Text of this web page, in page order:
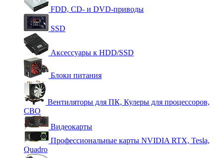
FDD, CD- и DVD-приводы
SSD
Аксессуары к HDD/SSD
Блоки питания
Вентиляторы для ПК, Кулеры для процессоров,
СВО
Видеокарты
Профессиональные карты NVIDIA RTX, Tesla,
Quadro